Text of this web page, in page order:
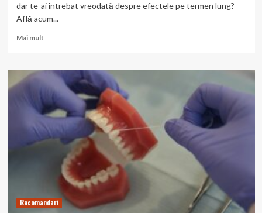
dar te-ai întrebat vreodată despre efectele pe termen lung?
Află acum...
Mai multRead
Efectele
termen
lung
ale
peelingurilor
chimice
Recomandari